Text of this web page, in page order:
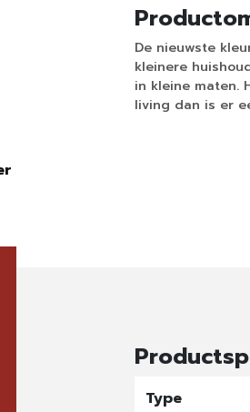
De nieuwste
kleinere
in kleine maten.
living dan is er
Type